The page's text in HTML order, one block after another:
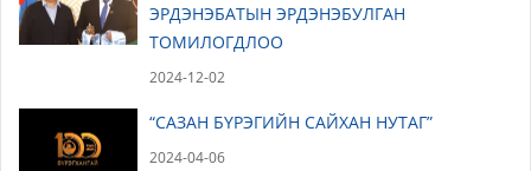
ЭРДЭНЭБАТЫН ЭРДЭНЭБУЛГАН
ТОМИЛОГДЛОО
2024-12-02
“САЗАН БҮРЭГИЙН САЙХАН НУТАГ”
2024-04-06